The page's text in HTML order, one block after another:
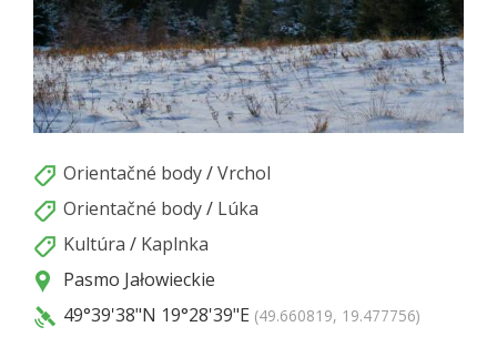
Orientačné body/Vrchol
Orientačné body/ Lúka
Kultúra / Kaplnka
Pasmo Jałowieckie
49°39'38"N 19°28'39"E (49.660819, 19.477756)